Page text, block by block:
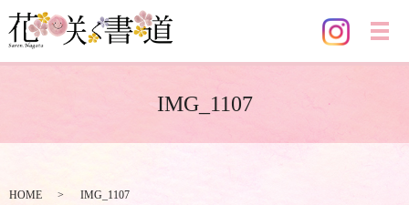
メ
IMG_1107
HOME IMG_1107